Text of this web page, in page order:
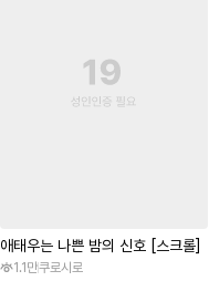
애태우는 나쁜 밤의 신호 [스크롤]
1.1만쿠로시로